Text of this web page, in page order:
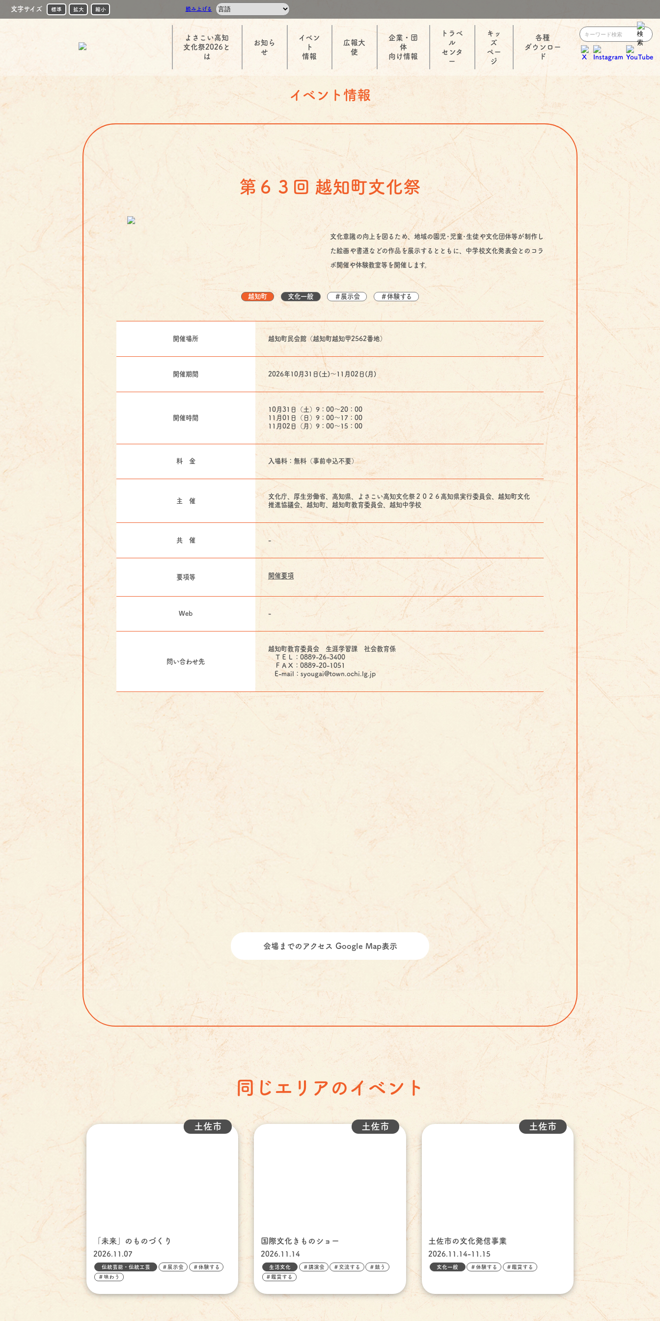
文字サイズ 標準 拡大 縮小 読み上げる
よさこい高知
文化祭2026と
は
お知ら
せ
イベン
ト
情報
広報大
使
企業・団
体
向け情報
トラベ
ル
センタ
ー
キッ
ズ
ペー
ジ
各種
ダウンロー
ド
イベント情報
第６３回 越知町文化祭
文化意識の向上を図るため、地域の園児･児童･生徒や文化団体等が制作し
た絵画や書道などの作品を展示するとともに、中学校文化発表会とのコラ
ボ開催や体験教室等を開催します。
越知町 文化一般 ＃展示会 ＃体験する
開催場所 越知町民会館（越知町越知甲2562番地）
開催期間 2026年10月31日(土)〜11月02日(月)
開催時間
10月31日（土）9：00～20：00
11月01日（日）9：00～17：00
11月02日（月）9：00～15：00
料 金 入場料：無料（事前申込不要）
主 催
文化庁、厚生労働省、高知県、よさこい高知文化祭２０２６高知県実行委員会、越知町文化
推進協議会、越知町、越知町教育委員会、越知中学校
共 催 -
要項等 開催要項
Web -
問い合わせ先
越知町教育委員会 生涯学習課 社会教育係
ＴＥＬ：0889-26-3400
ＦＡＸ：0889-20-1051
E-mail：syougai@town.ochi.lg.jp
会場までのアクセス Google Map表示
同じエリアのイベント
「未来」のものづくり
2026.11.07
土佐市
伝統芸能・伝統工芸 ＃展示会 ＃体験する
＃味わう
国際文化きものショー
2026.11.14
土佐市
生活文化 ＃講演会 ＃交流する ＃競う
＃鑑賞する
土佐市の文化発信事業
2026.11.14-11.15
土佐市
文化一般 ＃体験する ＃鑑賞する